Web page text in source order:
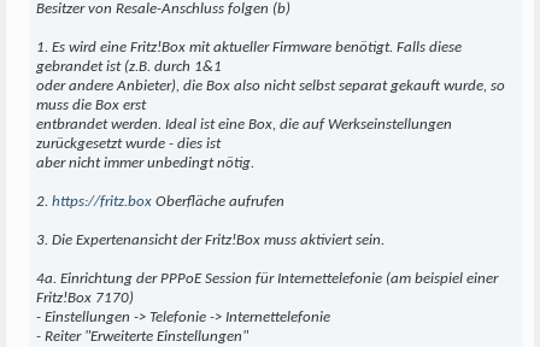
Besitzer von Resale-Anschluss folgen (b)
1. Es wird eine Fritz!Box mit aktueller Firmware benötigt. Falls diese
gebrandet ist (z.B. durch 1&1
oder andere Anbieter), die Box also nicht selbst separat gekauft wurde, so
muss die Box erst
entbrandet werden. Ideal ist eine Box, die auf Werkseinstellungen
zurückgesetzt wurde - dies ist
aber nicht immer unbedingt nötig.
2. https://fritz.box Oberfläche aufrufen
3. Die Expertenansicht der Fritz!Box muss aktiviert sein.
4a. Einrichtung der PPPoE Session für Internettelefonie (am beispiel einer
Fritz!Box 7170)
- Einstellungen -> Telefonie -> Internettelefonie
- Reiter "Erweiterte Einstellungen"